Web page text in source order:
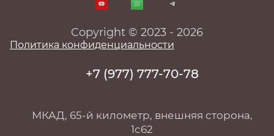
Copyright © 2023 - 2026
Политика конфиденциальности
+7 (977) 777-70-78
МКАД, 65-й километр, внешняя сторона,
1с62